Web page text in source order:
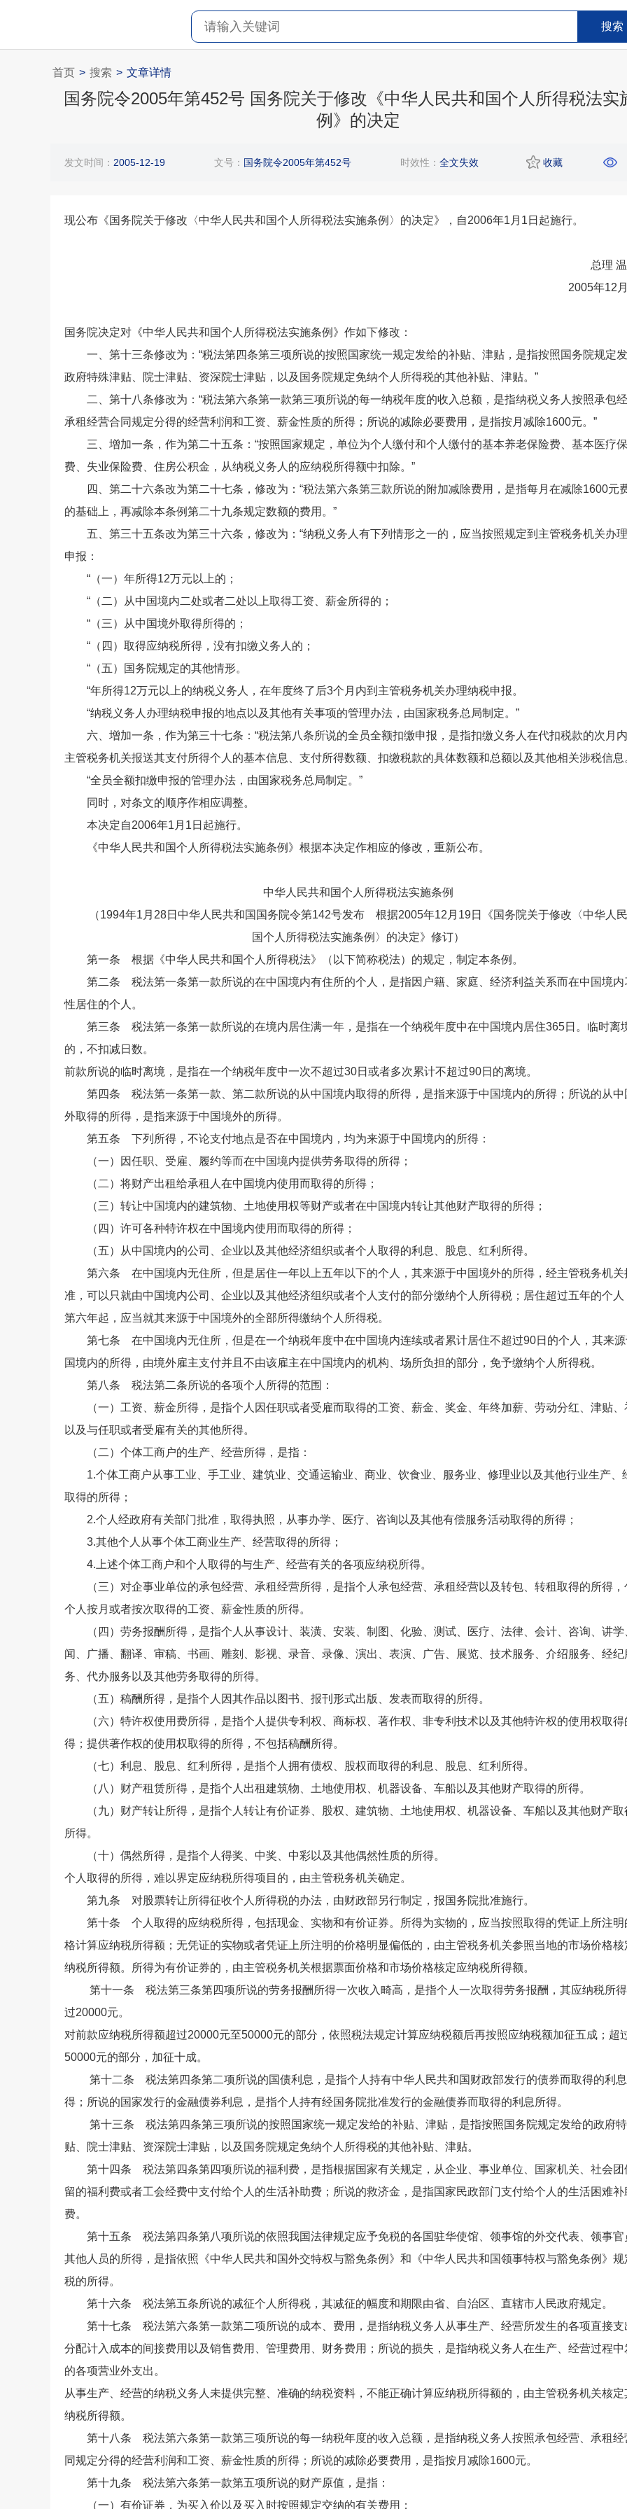
搜索
首页 > 搜索 > 文章详情
国务院令2005年第452号 国务院关于修改《中华人民共和国个人所得税法实
例》的决定
发文时间： 2005-12-19 文号： 国务院令2005年第452号 时效性： 全文失效 收藏
现公布《国务院关于修改〈中华人民共和国个人所得税法实施条例〉的决定》，自2006年1月1日起施行。
总理
2005年12
国务院决定对《中华人民共和国个人所得税法实施条例》作如下修改：
一、第十三条修改为：“税法第四条第三项所说的按照国家统一规定发给的补贴、津贴，是指按照国务院规定
政府特殊津贴、院士津贴、资深院士津贴，以及国务院规定免纳个人所得税的其他补贴、津贴。”
二、第十八条修改为：“税法第六条第一款第三项所说的每一纳税年度的收入总额，是指纳税义务人按照承包经
承租经营合同规定分得的经营利润和工资、薪金性质的所得；所说的减除必要费用，是指按月减除1600元。”
三、增加一条，作为第二十五条：“按照国家规定，单位为个人缴付和个人缴付的基本养老保险费、基本医疗
费、失业保险费、住房公积金，从纳税义务人的应纳税所得额中扣除。”
四、第二十六条改为第二十七条，修改为：“税法第六条第三款所说的附加减除费用，是指每月在减除1600元
的基础上，再减除本条例第二十九条规定数额的费用。”
五、第三十五条改为第三十六条，修改为：“纳税义务人有下列情形之一的，应当按照规定到主管税务机关办
申报：
“（一）年所得12万元以上的；
“（二）从中国境内二处或者二处以上取得工资、薪金所得的；
“（三）从中国境外取得所得的；
“（四）取得应纳税所得，没有扣缴义务人的；
“（五）国务院规定的其他情形。
“年所得12万元以上的纳税义务人，在年度终了后3个月内到主管税务机关办理纳税申报。
“纳税义务人办理纳税申报的地点以及其他有关事项的管理办法，由国家税务总局制定。”
六、增加一条，作为第三十七条：“税法第八条所说的全员全额扣缴申报，是指扣缴义务人在代扣税款的次月
主管税务机关报送其支付所得个人的基本信息、支付所得数额、扣缴税款的具体数额和总额以及其他相关涉税信息
“全员全额扣缴申报的管理办法，由国家税务总局制定。”
同时，对条文的顺序作相应调整。
本决定自2006年1月1日起施行。
《中华人民共和国个人所得税法实施条例》根据本决定作相应的修改，重新公布。
中华人民共和国个人所得税法实施条例
（1994年1月28日中华人民共和国国务院令第142号发布 根据2005年12月19日《国务院关于修改〈中华人
国个人所得税法实施条例〉的决定》修订）
第一条 根据《中华人民共和国个人所得税法》（以下简称税法）的规定，制定本条例。
第二条 税法第一条第一款所说的在中国境内有住所的个人，是指因户籍、家庭、经济利益关系而在中国境内
性居住的个人。
第三条 税法第一条第一款所说的在境内居住满一年，是指在一个纳税年度中在中国境内居住365日。临时离
的，不扣减日数。
前款所说的临时离境，是指在一个纳税年度中一次不超过30日或者多次累计不超过90日的离境。
第四条 税法第一条第一款、第二款所说的从中国境内取得的所得，是指来源于中国境内的所得；所说的从中
外取得的所得，是指来源于中国境外的所得。
第五条 下列所得，不论支付地点是否在中国境内，均为来源于中国境内的所得：
（一）因任职、受雇、履约等而在中国境内提供劳务取得的所得；
（二）将财产出租给承租人在中国境内使用而取得的所得；
（三）转让中国境内的建筑物、土地使用权等财产或者在中国境内转让其他财产取得的所得；
（四）许可各种特许权在中国境内使用而取得的所得；
（五）从中国境内的公司、企业以及其他经济组织或者个人取得的利息、股息、红利所得。
第六条 在中国境内无住所，但是居住一年以上五年以下的个人，其来源于中国境外的所得，经主管税务机关
准，可以只就由中国境内公司、企业以及其他经济组织或者个人支付的部分缴纳个人所得税；居住超过五年的个人
第六年起，应当就其来源于中国境外的全部所得缴纳个人所得税。
第七条 在中国境内无住所，但是在一个纳税年度中在中国境内连续或者累计居住不超过90日的个人，其来源
国境内的所得，由境外雇主支付并且不由该雇主在中国境内的机构、场所负担的部分，免予缴纳个人所得税。
第八条 税法第二条所说的各项个人所得的范围：
（一）工资、薪金所得，是指个人因任职或者受雇而取得的工资、薪金、奖金、年终加薪、劳动分红、津贴、
以及与任职或者受雇有关的其他所得。
（二）个体工商户的生产、经营所得，是指：
1.个体工商户从事工业、手工业、建筑业、交通运输业、商业、饮食业、服务业、修理业以及其他行业生产、
取得的所得；
2.个人经政府有关部门批准，取得执照，从事办学、医疗、咨询以及其他有偿服务活动取得的所得；
3.其他个人从事个体工商业生产、经营取得的所得；
4.上述个体工商户和个人取得的与生产、经营有关的各项应纳税所得。
（三）对企事业单位的承包经营、承租经营所得，是指个人承包经营、承租经营以及转包、转租取得的所得，
个人按月或者按次取得的工资、薪金性质的所得。
（四）劳务报酬所得，是指个人从事设计、装潢、安装、制图、化验、测试、医疗、法律、会计、咨询、讲学
闻、广播、翻译、审稿、书画、雕刻、影视、录音、录像、演出、表演、广告、展览、技术服务、介绍服务、经纪
务、代办服务以及其他劳务取得的所得。
（五）稿酬所得，是指个人因其作品以图书、报刊形式出版、发表而取得的所得。
（六）特许权使用费所得，是指个人提供专利权、商标权、著作权、非专利技术以及其他特许权的使用权取得
得；提供著作权的使用权取得的所得，不包括稿酬所得。
（七）利息、股息、红利所得，是指个人拥有债权、股权而取得的利息、股息、红利所得。
（八）财产租赁所得，是指个人出租建筑物、土地使用权、机器设备、车船以及其他财产取得的所得。
（九）财产转让所得，是指个人转让有价证券、股权、建筑物、土地使用权、机器设备、车船以及其他财产取
所得。
（十）偶然所得，是指个人得奖、中奖、中彩以及其他偶然性质的所得。
个人取得的所得，难以界定应纳税所得项目的，由主管税务机关确定。
第九条 对股票转让所得征收个人所得税的办法，由财政部另行制定，报国务院批准施行。
第十条 个人取得的应纳税所得，包括现金、实物和有价证券。所得为实物的，应当按照取得的凭证上所注明
格计算应纳税所得额；无凭证的实物或者凭证上所注明的价格明显偏低的，由主管税务机关参照当地的市场价格核
纳税所得额。所得为有价证券的，由主管税务机关根据票面价格和市场价格核定应纳税所得额。
第十一条 税法第三条第四项所说的劳务报酬所得一次收入畸高，是指个人一次取得劳务报酬，其应纳税所得
过20000元。
对前款应纳税所得额超过20000元至50000元的部分，依照税法规定计算应纳税额后再按照应纳税额加征五成；超
50000元的部分，加征十成。
第十二条 税法第四条第二项所说的国债利息，是指个人持有中华人民共和国财政部发行的债券而取得的利
得；所说的国家发行的金融债券利息，是指个人持有经国务院批准发行的金融债券而取得的利息所得。
第十三条 税法第四条第三项所说的按照国家统一规定发给的补贴、津贴，是指按照国务院规定发给的政府
贴、院士津贴、资深院士津贴，以及国务院规定免纳个人所得税的其他补贴、津贴。
第十四条 税法第四条第四项所说的福利费，是指根据国家有关规定，从企业、事业单位、国家机关、社会团
留的福利费或者工会经费中支付给个人的生活补助费；所说的救济金，是指国家民政部门支付给个人的生活困难补
费。
第十五条 税法第四条第八项所说的依照我国法律规定应予免税的各国驻华使馆、领事馆的外交代表、领事官
其他人员的所得，是指依照《中华人民共和国外交特权与豁免条例》和《中华人民共和国领事特权与豁免条例》规
税的所得。
第十六条 税法第五条所说的减征个人所得税，其减征的幅度和期限由省、自治区、直辖市人民政府规定。
第十七条 税法第六条第一款第二项所说的成本、费用，是指纳税义务人从事生产、经营所发生的各项直接支
分配计入成本的间接费用以及销售费用、管理费用、财务费用；所说的损失，是指纳税义务人在生产、经营过程中
的各项营业外支出。
从事生产、经营的纳税义务人未提供完整、准确的纳税资料，不能正确计算应纳税所得额的，由主管税务机关核定
纳税所得额。
第十八条 税法第六条第一款第三项所说的每一纳税年度的收入总额，是指纳税义务人按照承包经营、承租经
同规定分得的经营利润和工资、薪金性质的所得；所说的减除必要费用，是指按月减除1600元。
第十九条 税法第六条第一款第五项所说的财产原值，是指：
（一）有价证券，为买入价以及买入时按照规定交纳的有关费用；